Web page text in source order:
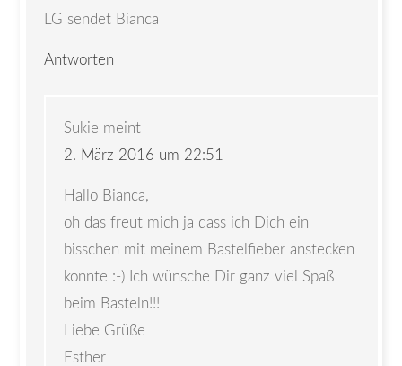
LG sendet Bianca
Antworten
Sukie meint
2. März 2016 um 22:51
Hallo Bianca,
oh das freut mich ja dass ich Dich ein
bisschen mit meinem Bastelfieber anstecken
konnte :-) Ich wünsche Dir ganz viel Spaß
beim Basteln!!!
Liebe Grüße
Esther